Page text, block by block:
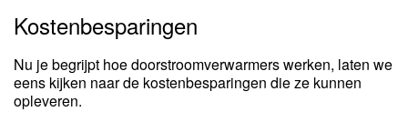
Kostenbesparingen
Nu je begrijpt hoe doorstroomverwarmers werken, laten we
eens kijken naar de kostenbesparingen die ze kunnen
opleveren.